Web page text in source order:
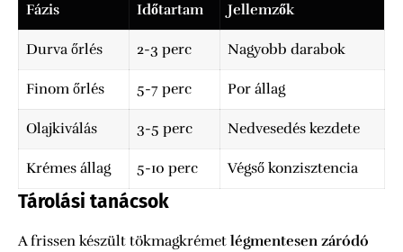
Fázis
Időtartam Jellemzők
Durva őrlés 2-3 perc Nagyobb darabok
Finom őrlés 5-7 perc Por állag
Olajkiválás 3-5 perc Nedvesedés kezdete
Krémes állag 5-10 perc Végső konzisztencia
Tárolási tanácsok
A frissen készült tökmagkrémet légmentesen záródó